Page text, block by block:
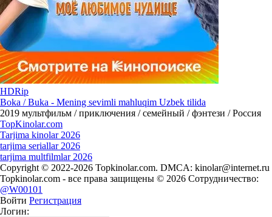
HDRip
Boka / Buka - Mening sevimli mahluqim Uzbek tilida
2019 мультфильм / приключения / семейный / фэнтези / Россия
TopKinolar.com
Tarjima kinolar 2026
tarjima seriallar 2026
tarjima multfilmlar 2026
Copyright © 2022-2026 Topkinolar.com. DMCA: kinolar@internet.ru
Topkinolar.com - все права защищены © 2026 Сотрудничество:
@W00101
Войти Регистрация
Логин: